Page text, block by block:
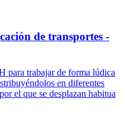
de transportes -
trabajar de forma lúdica
en diferentes
el que se desplazan habitua